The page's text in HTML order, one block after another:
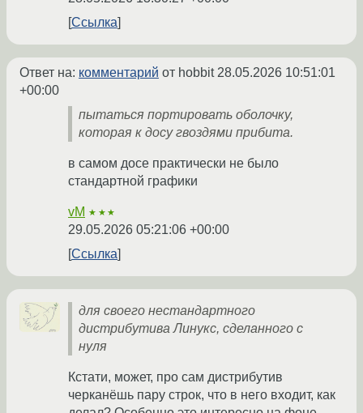
Ссылка
Ответ на: комментарий от hobbit 28.05.2026 10:51:01
+00:00
пытаться портировать оболочку,
которая к досу гвоздями прибита.
в самом досе практически не было
стандартной графики
vM ★★★
29.05.2026 05:21:06 +00:00
Ссылка
для своего нестандартного
дистрибутива Линукс, сделанного с
нуля
Кстати, может, про сам дистрибутив
черканёшь пару строк, что в него входит, как